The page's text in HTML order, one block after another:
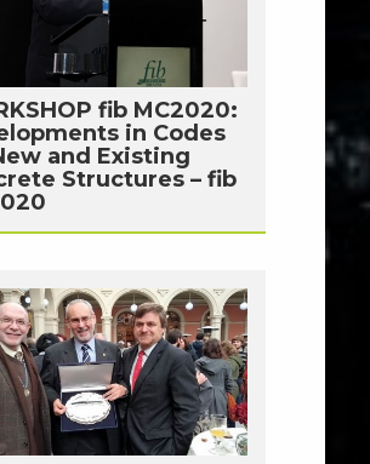
fib MC2020:
in Codes
and Existing
Structures – fib